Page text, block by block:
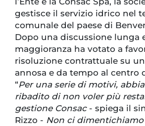
gestisce il servizio idrico nel
comunale del paese di
Dopo una discussione lunga
maggioranza ha votato a
risoluzione contrattuale su
annosa e da tempo al centro
“Per una serie di motivi,
ribadito di non voler più
gestione Consac- spiega il
Rizzo - Non ci